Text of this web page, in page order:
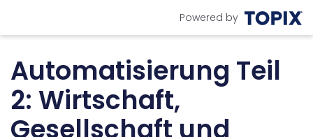
Powered by
Automatisierung Teil
2: Wirtschaft,